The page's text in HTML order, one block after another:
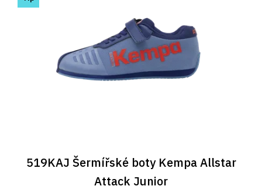
519KAJ Šermířské boty Kempa Allstar
Attack Junior